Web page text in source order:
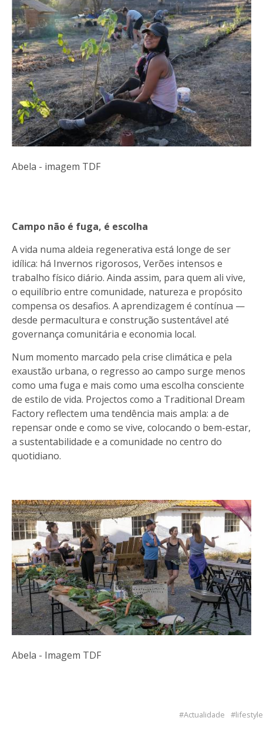
Abela - imagem TDF
Campo não é fuga, é escolha
A vida numa aldeia regenerativa está longe de ser
idílica: há Invernos rigorosos, Verões intensos e
trabalho físico diário. Ainda assim, para quem ali vive,
o equilíbrio entre comunidade, natureza e propósito
compensa os desafios. A aprendizagem é contínua —
desde permacultura e construção sustentável até
governança comunitária e economia local.
Num momento marcado pela crise climática e pela
exaustão urbana, o regresso ao campo surge menos
como uma fuga e mais como uma escolha consciente
de estilo de vida. Projectos como a Traditional Dream
Factory reflectem uma tendência mais ampla: a de
repensar onde e como se vive, colocando o bem-estar,
a sustentabilidade e a comunidade no centro do
quotidiano.
Abela - Imagem TDF
Actualidade lifestyle